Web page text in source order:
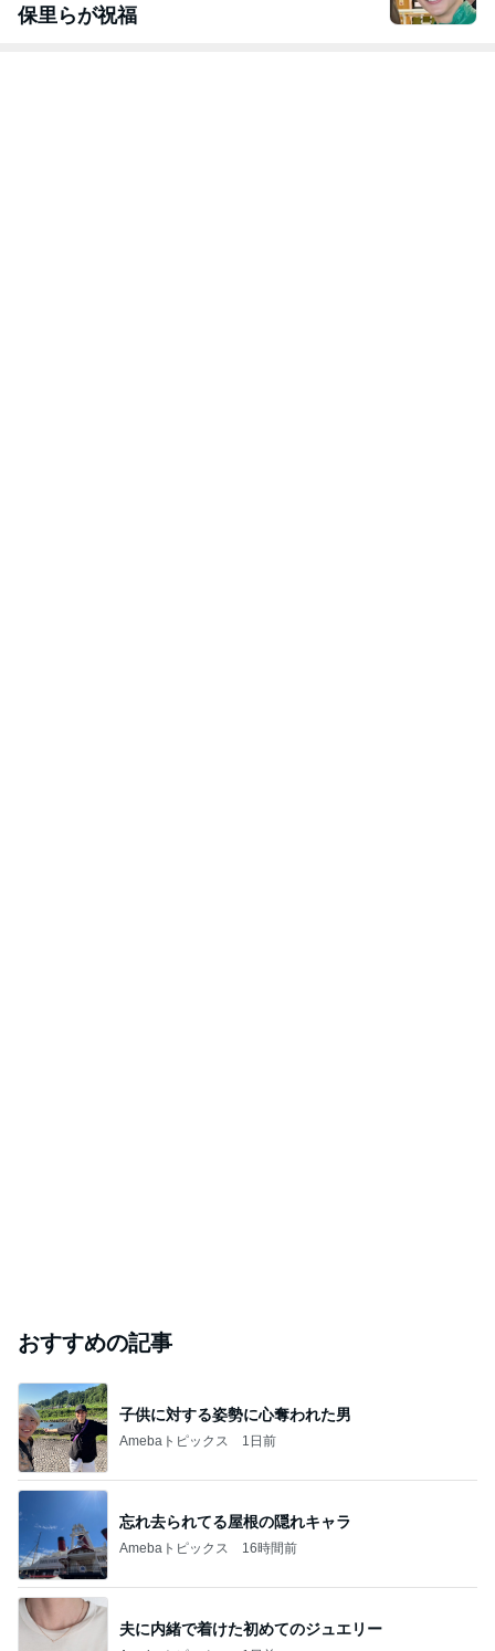
保里らが祝福
おすすめの記事
子供に対する姿勢に心奪われた男
Amebaトピックス 1日前
忘れ去られてる屋根の隠れキャラ
Amebaトピックス 16時間前
夫に内緒で着けた初めてのジュエリー